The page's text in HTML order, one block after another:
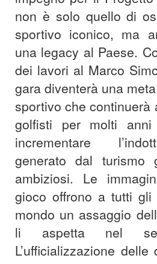
non è solo quello di
sportivo iconico, ma
una legacy al Paese.
dei lavori al Marco
gara diventerà una
sportivo che continuerà
golfisti per molti
incrementare
generato dal turismo
ambiziosi. Le
gioco offrono a tutti gli
mondo un assaggio
li aspetta nel
L’ufficializzazione